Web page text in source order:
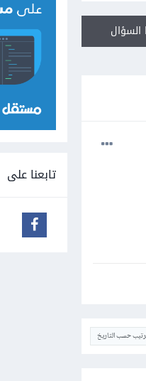
حسب التاريخ
تابعنا على